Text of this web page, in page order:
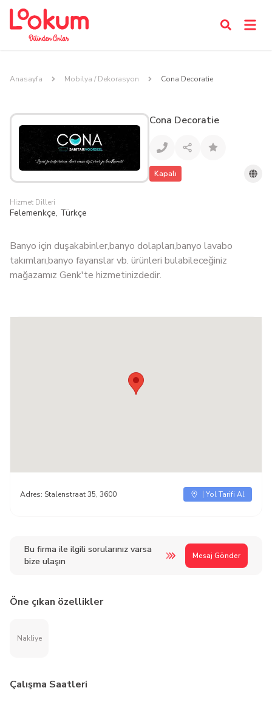
Anasayfa Mobilya / Dekorasyon Cona Decoratie
Cona Decoratie
Kapalı
Hizmet Dilleri
Felemenkçe, Türkçe
Banyo için duşakabinler,banyo dolapları,banyo lavabo
takımları,banyo fayanslar vb. ürünleri bulabileceğiniz
mağazamız Genk'te hizmetinizdedir.
Bu firma ile ilgili sorularınız varsa
bize ulaşın
Mesaj Gönder
Adres: Stalenstraat 35, 3600 Yol Tarifi Al
Öne çıkan özellikler
Nakliye
Çalışma Saatleri